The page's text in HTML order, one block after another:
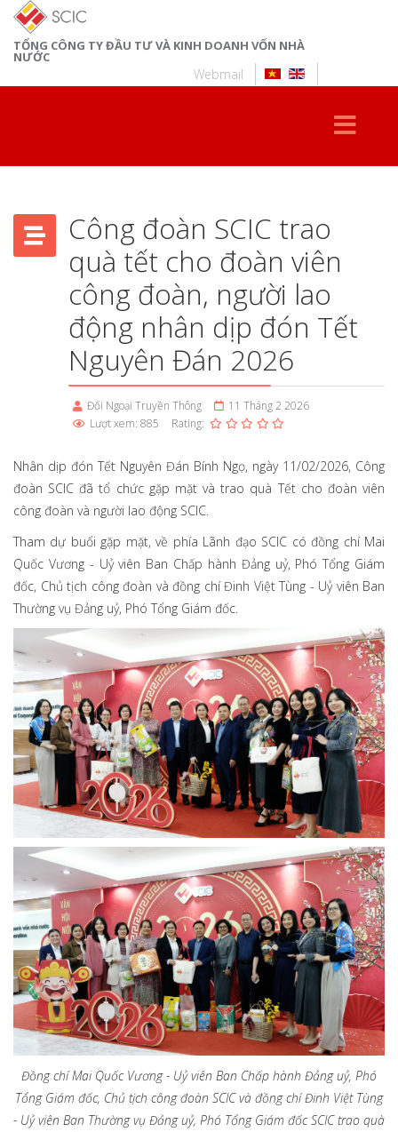
TỔNG CÔNG TY ĐẦU TƯ VÀ KINH DOANH VỐN NHÀ
NƯỚC
Webmail
Công đoàn SCIC trao
quà tết cho đoàn viên
công đoàn, người lao
động nhân dịp đón Tết
Nguyên Đán 2026
Đối Ngoại Truyền Thông
11 Tháng 2 2026
Lượt xem: 885
Rating:
Nhân dịp đón Tết Nguyên Đán Bính Ngọ, ngày 11/02/2026, Công
đoàn SCIC đã tổ chức gặp mặt và trao quà Tết cho đoàn viên
công đoàn và người lao động SCIC.
Tham dự buổi gặp mặt, về phía Lãnh đạo SCIC có đồng chí Mai
Quốc Vương - Uỷ viên Ban Chấp hành Đảng uỷ, Phó Tổng Giám
đốc, Chủ tịch công đoàn và đồng chí Đinh Việt Tùng - Uỷ viên Ban
Thường vụ Đảng uỷ, Phó Tổng Giám đốc.
Đồng chí Mai Quốc Vương - Uỷ viên Ban Chấp hành Đảng uỷ, Phó
Tổng Giám đốc, Chủ tịch công đoàn SCIC và đồng chí Đinh Việt Tùng
- Uỷ viên Ban Thường vụ Đảng uỷ, Phó Tổng Giám đốc SCIC trao quà